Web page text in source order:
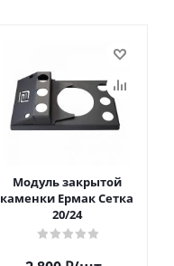
Модуль закрытой
каменки Ермак Сетка
20/24